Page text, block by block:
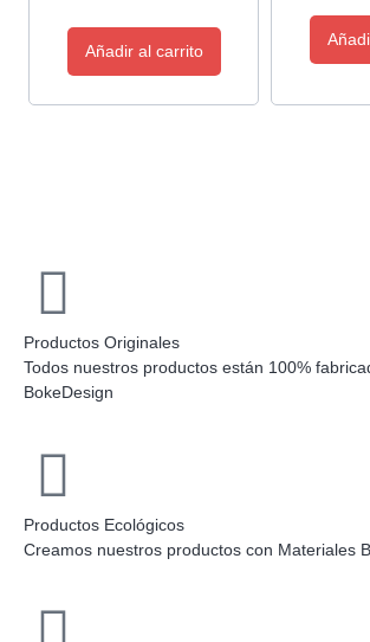
Añadir al carrito
Productos Originales
Todos nuestros productos están 100%
BokeDesign
Productos Ecológicos
Creamos nuestros productos con Materiales